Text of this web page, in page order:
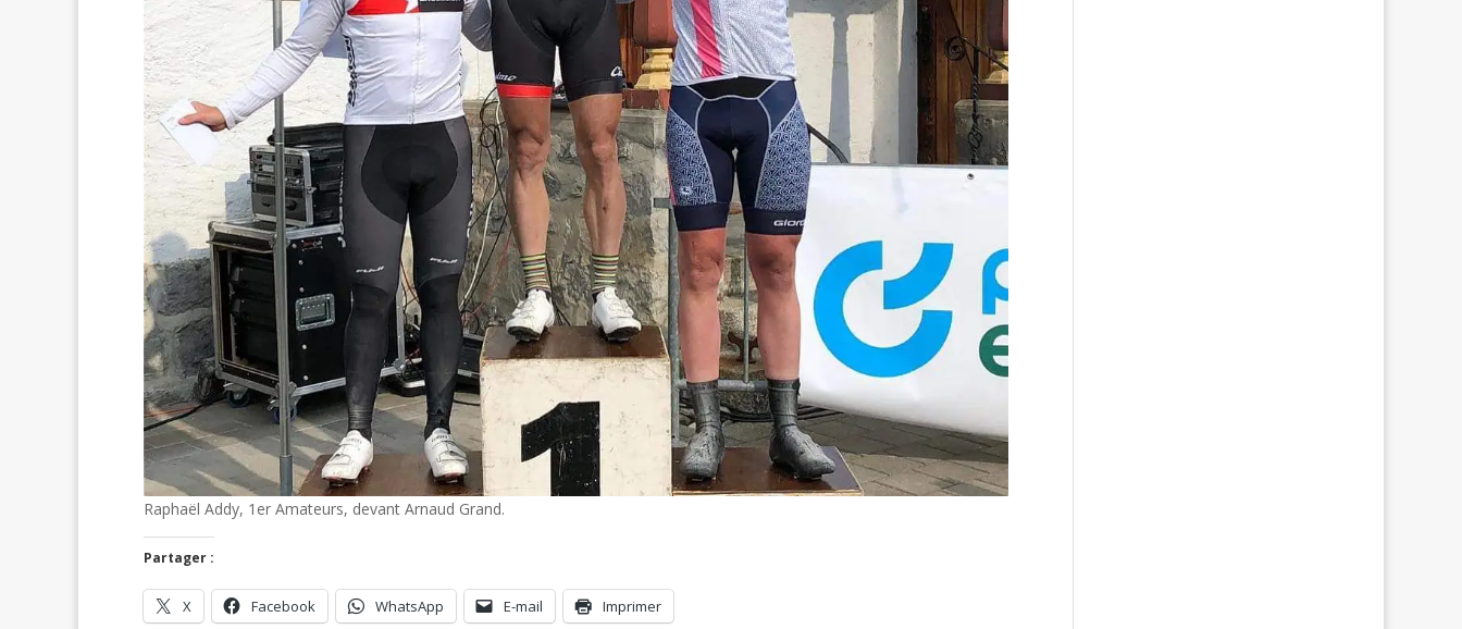
Raphaël Addy, 1er Amateurs, devant Arnaud Grand.
Partager :
X Facebook WhatsApp E-mail Imprimer